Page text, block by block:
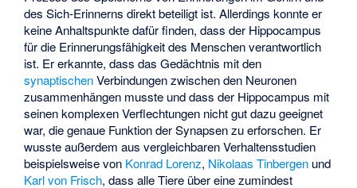
des Sich-Erinnerns direkt beteiligt ist. Allerdings konnte er
keine Anhaltspunkte dafür finden, dass der Hippocampus
für die Erinnerungsfähigkeit des Menschen verantwortlich
ist. Er erkannte, dass das Gedächtnis mit den
synaptischenVerbindungen zwischen den Neuronen
zusammenhängen musste und dass der Hippocampus mit
seinen komplexen Verflechtungen nicht gut dazu geeignet
war, die genaue Funktion der Synapsen zu erforschen. Er
wusste außerdem aus vergleichbaren Verhaltensstudien
beispielsweise von Konrad Lorenz, Nikolaas Tinbergen und
Karl von Frisch, dass alle Tiere über eine zumindest